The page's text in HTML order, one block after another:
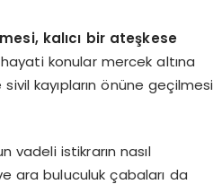
kalıcı bir ateşkese
konular mercek altına
kayıpların önüne geçilmesi
vadeli istikrarın nasıl
ara buluculuk çabaları da